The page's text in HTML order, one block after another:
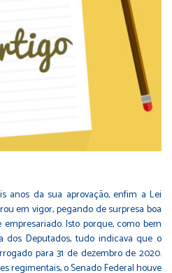
anos da sua aprovação, enfim a Lei
em vigor, pegando de surpresa boa
Isto porque, como bem
dos Deputados, tudo indicava que o
para 31 de dezembro de 2020.
regimentais, o Senado Federal houve